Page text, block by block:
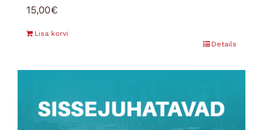
15,00€
Lisa korvi
Details